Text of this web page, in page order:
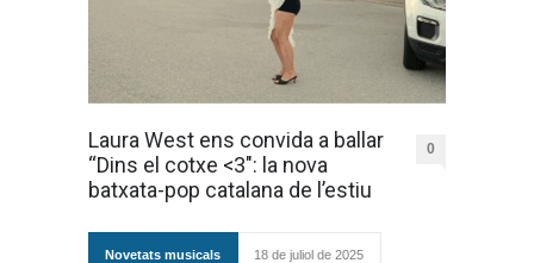
Laura West ens convida a ballar
“Dins el cotxe <3": la nova
batxata-pop catalana de l’estiu
0
Novetats musicals 18 de juliol de 2025